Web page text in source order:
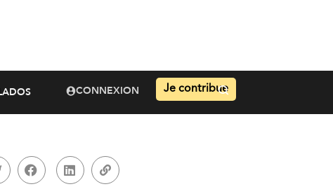
CONNEXION Je contribue